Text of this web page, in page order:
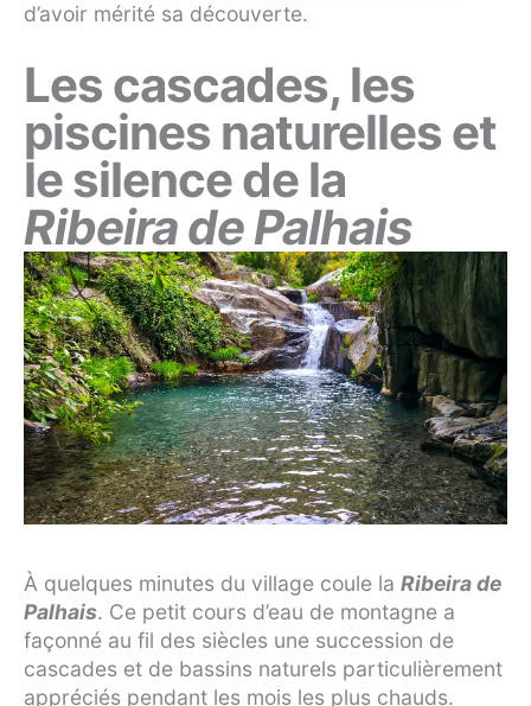
d’avoir mérité sa découverte.
Les cascades, les
piscines naturelles et
le silence de la
Ribeira de Palhais
À quelques minutes du village coule la Ribeira de
Palhais. Ce petit cours d’eau de montagne a
façonné au fil des siècles une succession de
cascades et de bassins naturels particulièrement
appréciés pendant les mois les plus chauds.